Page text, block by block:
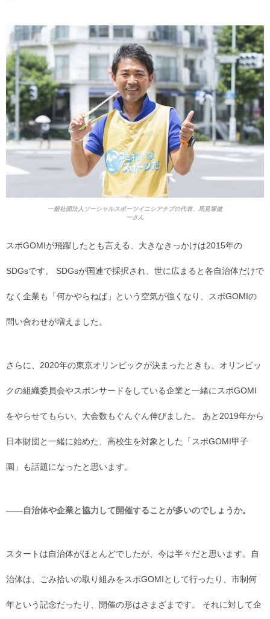
一般社団法人ソーシャルスポーツイニシアチブの代表、馬見塚健
一さん
スポGOMIが飛躍したとも言える、大きなきっかけは2015年の
SDGsです。 SDGsが国連で採択され、世に広まると各自治体だけで
なく企業も「何かやらねば」という空気が強くなり、スポGOMIの
問い合わせが増えました。
さらに、2020年の東京オリンピックが決まったときも、オリンピッ
クの組織委員会やスポンサードをしている企業と一緒にスポGOMI
をやらせてもらい、大会数もぐんぐん伸びました。 あと2019年から
日本財団と一緒に始めた、高校生を対象とした「スポGOMI甲子
園」も話題になったと思います。
――自治体や企業と協力して開催することが多いのでしょうか。
スタートは自治体がほとんどでしたが、今は半々だと思います。自
治体は、ごみ拾いの取り組みをスポGOMIとして行ったり、市制何
年という記念だったり、開催の形はさまざまです。 それに対して企